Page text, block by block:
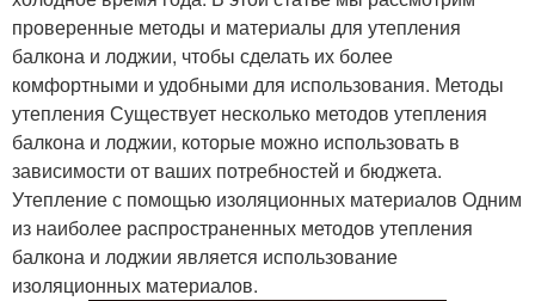
проверенные методы и материалы для утепления
балкона и лоджии, чтобы сделать их более
комфортными и удобными для использования. Методы
утепления Существует несколько методов утепления
балкона и лоджии, которые можно использовать в
зависимости от ваших потребностей и бюджета.
Утепление с помощью изоляционных материалов Одним
из наиболее распространенных методов утепления
балкона и лоджии является использование
изоляционных материалов.